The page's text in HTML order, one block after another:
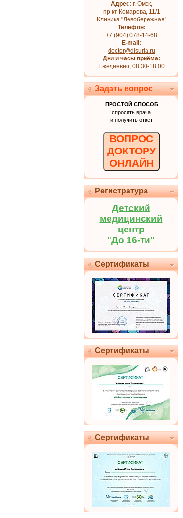
Адрес: г. Омск,
пр-кт Комарова, 11/1
Клиника "Левобережная"
Телефон:
+7 (904) 078-14-68
E-mail:
doctor@disuria.ru
Дни и часы приёма:
Ежедневно, 08:30-18:00
Задать вопрос
ПРОСТОЙ СПОСОБ
спросить врача
и получить ответ
ВОПРОС
ДОКТОРУ
ОНЛАЙН
Регистратура
Детский
медицинский
центр
"До 16-ти"
Сертификаты
Сертификаты
Сертификаты